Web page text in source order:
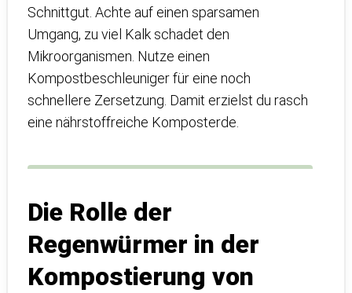
Schnittgut. Achte auf einen sparsamen
Umgang, zu viel Kalk schadet den
Mikroorganismen. Nutze einen
Kompostbeschleuniger für eine noch
schnellere Zersetzung. Damit erzielst du rasch
eine nährstoffreiche Komposterde.
Die Rolle der
Regenwürmer in der
Kompostierung von